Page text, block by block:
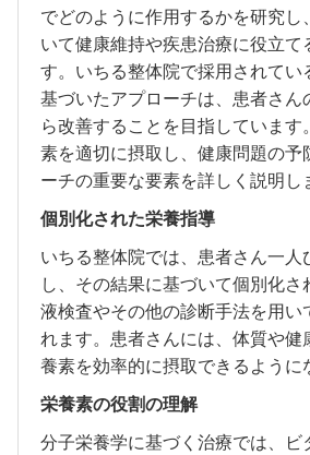
でどのように作用するかを研究し
いて健康維持や疾患治療に役立て
す。いちる整体院で採用されてい
基づいたアプローチは、患者さん
ら改善することを目指していま
素を適切に摂取し、健康問題の
ーチの重要な要素を詳しく説明し
個別化された栄養指導
いちる整体院では、患者さん一
し、その結果に基づいて個別化
液検査やその他の診断手法を用い
れます。患者さんには、体質や
養素を効率的に摂取できるように
栄養素の役割の理解
分子栄養学に基づく治療では、